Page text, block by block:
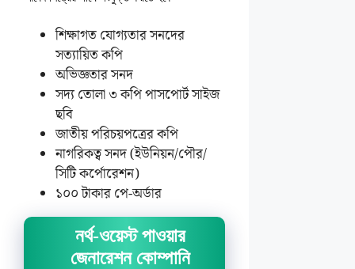
শিক্ষাগত যোগ্যতার সনদের
সত্যায়িত কপি
অভিজ্ঞতার সনদ
সদ্য তোলা ৩ কপি পাসপোর্ট সাইজ
ছবি
জাতীয় পরিচয়পত্রের কপি
নাগরিকত্ব সনদ (ইউনিয়ন/পৌর/
সিটি কর্পোরেশন)
১০০ টাকার পে-অর্ডার
নর্থ-ওয়েস্ট পাওয়ার
জেনারেশন কোম্পানি